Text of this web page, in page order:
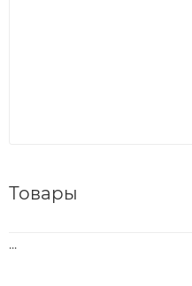
Товары
...